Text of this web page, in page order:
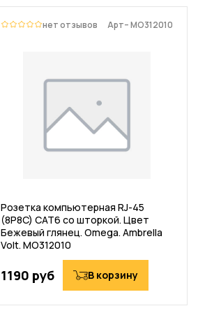
нет отзывов Арт– MO312010
Розетка компьютерная RJ-45
(8P8C) CAT6 со шторкой. Цвет
Бежевый глянец. Omega. Ambrella
Volt. MO312010
1190 руб В корзину